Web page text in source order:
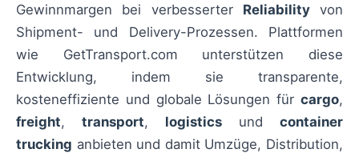
Gewinnmargen bei verbesserter Reliabilityvon
Shipment- und Delivery-Prozessen. Plattformen
wie GetTransport.com unterstützen diese
Entwicklung, indem sie transparente,
kosteneffiziente und globale Lösungen für cargo,
freight, transport, logistics und container
trucking anbieten und damit Umzüge, Distribution,